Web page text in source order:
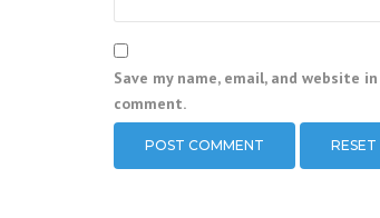
Save my name, email, and website
comment.
RESET